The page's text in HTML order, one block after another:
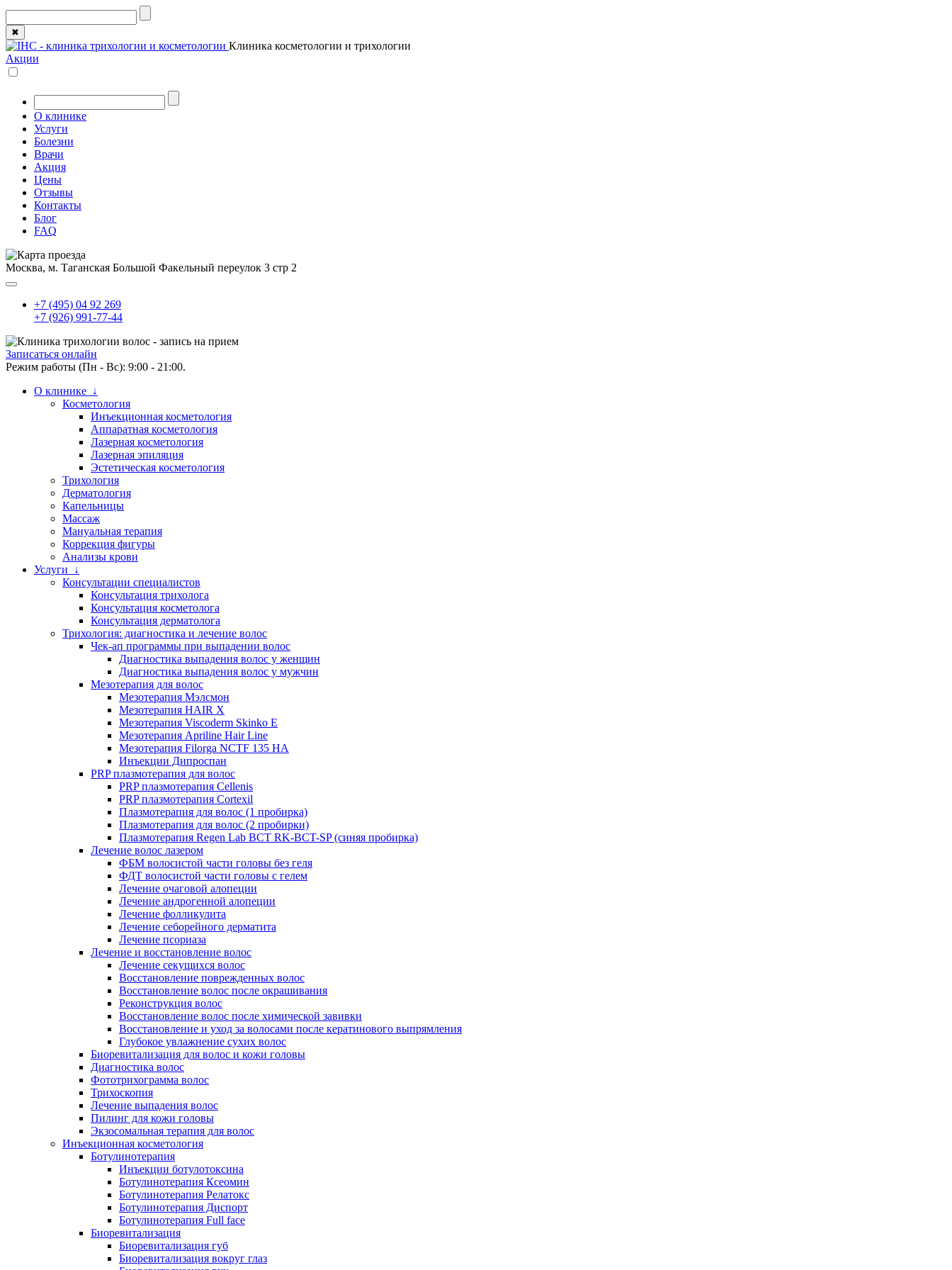
✖
Клиника косметологии и трихологии
Акции
О клинике
Услуги
Болезни
Врачи
Акция
Цены
Отзывы
Контакты
Блог
FAQ
Москва, м. Таганская Большой Факельный переулок 3 стр 2
+7 (495) 04 92 269
+7 (926) 991-77-44
Записаться онлайн
Режим работы (Пн - Вс): 9:00 - 21:00.
О клинике ↓
Косметология
Инъекционная косметология
Аппаратная косметология
Лазерная косметология
Лазерная эпиляция
Эстетическая косметология
Трихология
Дерматология
Капельницы
Массаж
Мануальная терапия
Коррекция фигуры
Анализы крови
Услуги ↓
Консультации специалистов
Консультация трихолога
Консультация косметолога
Консультация дерматолога
Трихология: диагностика и лечение волос
Чек-ап программы при выпадении волос
Диагностика выпадения волос у женщин
Диагностика выпадения волос у мужчин
Мезотерапия для волос
Мезотерапия Мэлсмон
Мезотерапия HAIR X
Мезотерапия Viscoderm Skinko E
Мезотерапия Apriline Hair Line
Мезотерапия Filorga NCTF 135 HA
Инъекции Дипроспан
PRP плазмотерапия для волос
PRP плазмотерапия Cellenis
PRP плазмотерапия Cortexil
Плазмотерапия для волос (1 пробирка)
Плазмотерапия для волос (2 пробирки)
Плазмотерапия Regen Lab BCT RK-BCT-SP (синяя пробирка)
Лечение волос лазером
ФБМ волосистой части головы без геля
ФДТ волосистой части головы с гелем
Лечение очаговой алопеции
Лечение андрогенной алопеции
Лечение фолликулита
Лечение себорейного дерматита
Лечение псориаза
Лечение и восстановление волос
Лечение секущихся волос
Восстановление поврежденных волос
Восстановление волос после окрашивания
Реконструкция волос
Восстановление волос после химической завивки
Восстановление и уход за волосами после кератинового выпрямления
Глубокое увлажнение сухих волос
Биоревитализация для волос и кожи головы
Диагностика волос
Фототрихограмма волос
Трихоскопия
Лечение выпадения волос
Пилинг для кожи головы
Экзосомальная терапия для волос
Инъекционная косметология
Ботулинотерапия
Инъекции ботулотоксина
Ботулинотерапия Ксеомин
Ботулинотерапия Релатокс
Ботулинотерапия Диспорт
Ботулинотерапия Full face
Биоревитализация
Биоревитализация губ
Биоревитализация вокруг глаз